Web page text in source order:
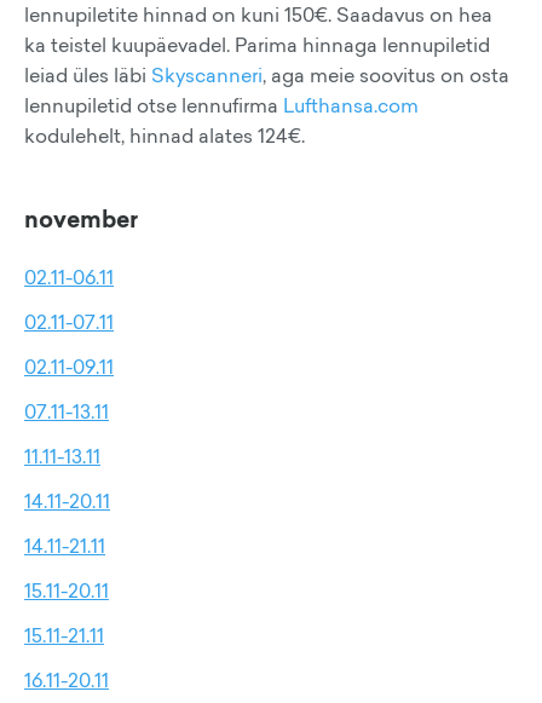
lennupiletite hinnad on kuni 150€. Saadavus on hea
ka teistel kuupäevadel. Parima hinnaga lennupiletid
leiad üles läbi Skyscanneri, aga meie soovitus on osta
lennupiletid otse lennufirma Lufthansa.com
kodulehelt, hinnad alates 124€.
november
02.11-06.11
02.11-07.11
02.11-09.11
07.11-13.11
11.11-13.11
14.11-20.11
14.11-21.11
15.11-20.11
15.11-21.11
16.11-20.11